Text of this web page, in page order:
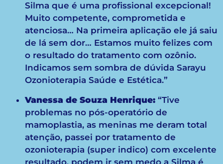
Silma que é uma profissional excepcional!
Muito competente, comprometida e
atenciosa… Na primeira aplicação ele já saiu
de lá sem dor… Estamos muito felizes com
o resultado do tratamento com ozônio.
Indicamos sem sombra de dúvida Sarayu
Ozonioterapia Saúde e Estética.”
Vanessa de Souza Henrique: “Tive
problemas no pós-operatório de
mamoplastia, as meninas me deram total
atenção, passei por tratamento de
ozonioterapia (super indico) com excelente
resultado, podem ir sem medo a Silma é